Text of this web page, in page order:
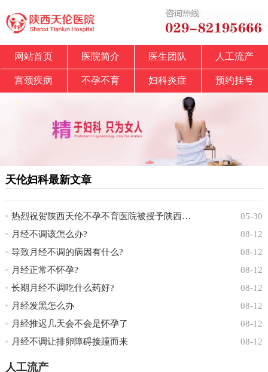
网站首页 医院简介 医生团队 人工流产
宫颈疾病 不孕不育 妇科炎症 预约挂号
天伦妇科最新文章
05-30
热烈祝贺陕西天伦不孕不育医院被授予陕西省中
08-12
月经不调该怎么办?
08-12
导致月经不调的病因有什么?
08-12
月经正常不怀孕?
08-12
长期月经不调吃什么药好?
08-12
月经发黑怎么办
08-12
月经推迟几天会不会是怀孕了
08-12
月经不调让排卵障碍接踵而来
人工流产